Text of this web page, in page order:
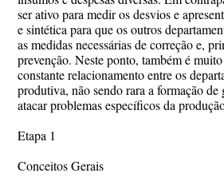
ser ativo para medir os desvios e
e sintética para que os outros
as medidas necessárias de correção e,
prevenção. Neste ponto, também é
constante relacionamento entre os
produtiva, não sendo rara a formação de
atacar problemas específicos da
Etapa 1
Conceitos Gerais